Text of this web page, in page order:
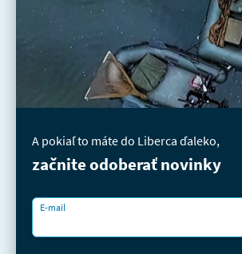
A pokiaľ to máte do Liberca ďaleko,
začnite odoberať novinky
E-mail